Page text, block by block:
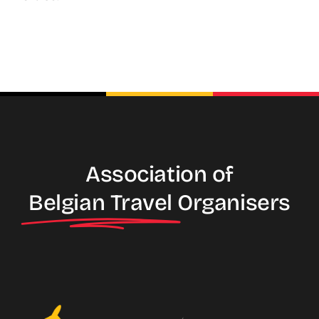
Association of
Belgian Travel Organisers